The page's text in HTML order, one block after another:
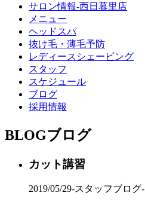
サロン情報-西日暮里店
メニュー
ヘッドスパ
抜け毛・薄毛予防
レディースシェービング
スタッフ
スケジュール
ブログ
採用情報
BLOGブログ
カット講習
2019/05/29-スタッフブログ-